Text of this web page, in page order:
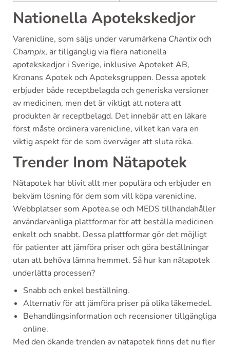
Nationella Apotekskedjor
Varenicline, som säljs under varumärkena Chantixoch
Champix, är tillgänglig via flera nationella
apotekskedjor i Sverige, inklusive Apoteket AB,
Kronans Apotek och Apoteksgruppen. Dessa apotek
erbjuder både receptbelagda och generiska versioner
av medicinen, men det är viktigt att notera att
produkten är receptbelagd. Det innebär att en läkare
först måste ordinera varenicline, vilket kan vara en
viktig aspekt för de som överväger att sluta röka.
Trender Inom Nätapotek
Nätapotek har blivit allt mer populära och erbjuder en
bekväm lösning för dem som vill köpa varenicline.
Webbplatser som Apotea.se och MEDS tillhandahåller
användarvänliga plattformar för att beställa medicinen
enkelt och snabbt. Dessa plattformar gör det möjligt
för patienter att jämföra priser och göra beställningar
utan att behöva lämna hemmet. Så hur kan nätapotek
underlätta processen?
Snabb och enkel beställning.
Alternativ för att jämföra priser på olika läkemedel.
Behandlingsinformation och recensioner tillgängliga
online.
Med den ökande trenden av nätapotek finns det nu fler